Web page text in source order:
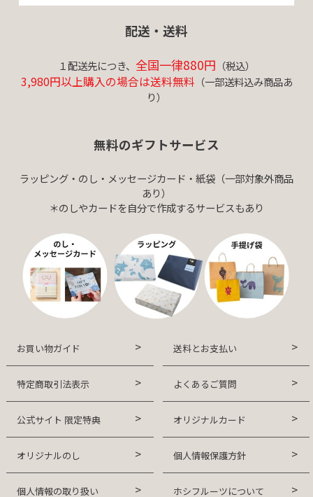
配送・送料
１配送先につき、 全国一律880円 （税込）
3,980円以上購入の場合は送料無料 （一部送料込み商品あ
り）
無料のギフトサービス
ラッピング・のし・メッセージカード・紙袋（一部対象外商品
あり）
＊のしやカードを自分で作成するサービスもあり
お買い物ガイド 送料とお支払い
特定商取引法表示 よくあるご質問
公式サイト 限定特典 オリジナルカード
オリジナルのし 個人情報保護方針
個人情報の取り扱い ホシフルーツについて